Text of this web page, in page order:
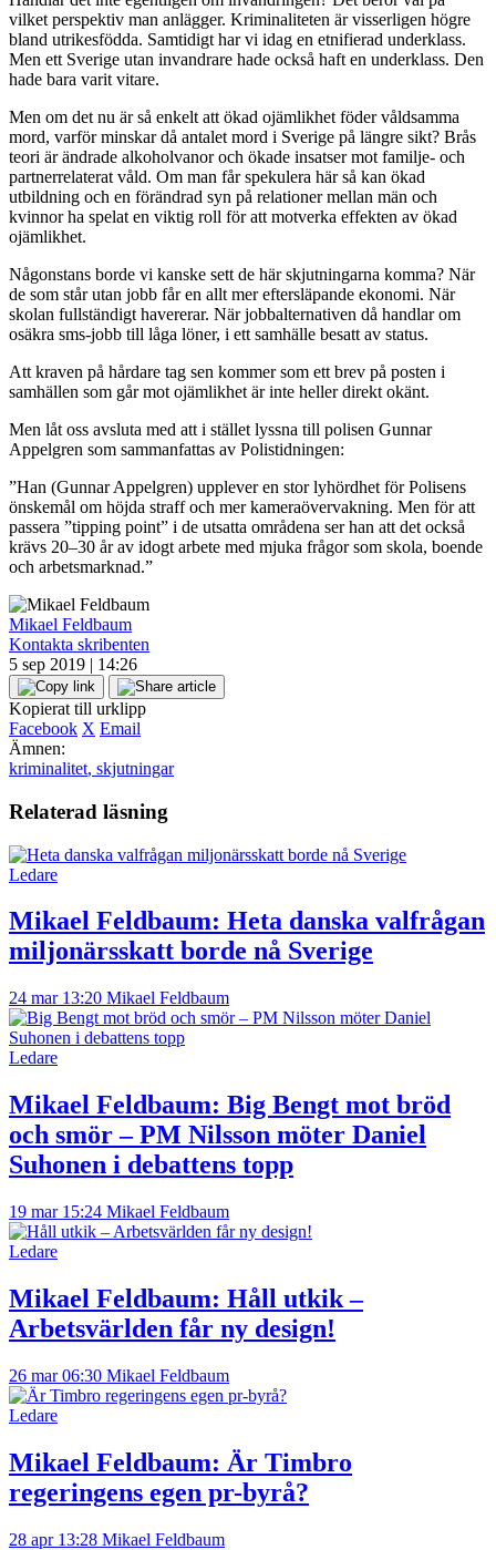
vilket perspektiv man anlägger. Kriminaliteten är visserligen högre
bland utrikesfödda. Samtidigt har vi idag en etnifierad underklass.
Men ett Sverige utan invandrare hade också haft en underklass. Den
hade bara varit vitare.
Men om det nu är så enkelt att ökad ojämlikhet föder våldsamma
mord, varför minskar då antalet mord i Sverige på längre sikt? Brås
teori är ändrade alkoholvanor och ökade insatser mot familje- och
partnerrelaterat våld. Om man får spekulera här så kan ökad
utbildning och en förändrad syn på relationer mellan män och
kvinnor ha spelat en viktig roll för att motverka effekten av ökad
ojämlikhet.
Någonstans borde vi kanske sett de här skjutningarna komma? När
de som står utan jobb får en allt mer eftersläpande ekonomi. När
skolan fullständigt havererar. När jobbalternativen då handlar om
osäkra sms-jobb till låga löner, i ett samhälle besatt av status.
Att kraven på hårdare tag sen kommer som ett brev på posten i
samhällen som går mot ojämlikhet är inte heller direkt okänt.
Men låt oss avsluta med att i stället lyssna till polisen Gunnar
Appelgren som sammanfattas av Polistidningen:
”Han (Gunnar Appelgren) upplever en stor lyhördhet för Polisens
önskemål om höjda straff och mer kameraövervakning. Men för att
passera ”tipping point” i de utsatta områdena ser han att det också
krävs 20–30 år av idogt arbete med mjuka frågor som skola, boende
och arbetsmarknad.”
Mikael Feldbaum
Kontakta skribenten
5 sep 2019 | 14:26
Kopierat till urklipp
Facebook X Email
Ämnen:
kriminalitet, skjutningar
Relaterad läsning
Ledare
Mikael Feldbaum: Heta danska valfrågan
miljonärsskatt borde nå Sverige
24 mar 13:20 Mikael Feldbaum
Ledare
Mikael Feldbaum: Big Bengt mot bröd
och smör – PM Nilsson möter Daniel
Suhonen i debattens topp
19 mar 15:24 Mikael Feldbaum
Ledare
Mikael Feldbaum: Håll utkik –
Arbetsvärlden får ny design!
26 mar 06:30 Mikael Feldbaum
Ledare
Mikael Feldbaum: Är Timbro
regeringens egen pr-byrå?
28 apr 13:28 Mikael Feldbaum